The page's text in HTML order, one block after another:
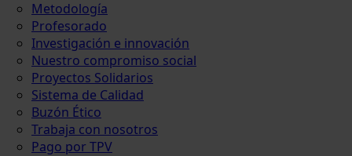
Metodología
Profesorado
Investigación e innovación
Nuestro compromiso social
Proyectos Solidarios
Sistema de Calidad
Buzón Ético
Trabaja con nosotros
Pago por TPV